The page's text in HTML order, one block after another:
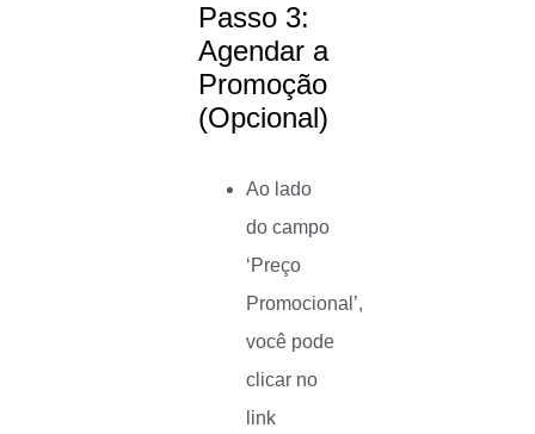
Passo 3:
Agendar a
Promoção
(Opcional)
Ao lado
do campo
‘Preço
Promocional’,
você pode
clicar no
link